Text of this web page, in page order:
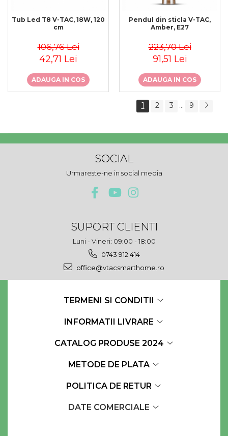
Tub Led T8 V-TAC, 18W, 120
cm
106,76 Lei
42,71 Lei
ADAUGA IN COS
Pendul din sticla V-TAC,
Amber, E27
223,70 Lei
91,51 Lei
ADAUGA IN COS
1 2 3 9
SOCIAL
Urmareste-ne in social media
SUPORT CLIENTI
Luni - Vineri: 09:00 - 18:00
0743 912 414
office@vtacsmarthome.ro
TERMENI SI CONDITII
INFORMATII LIVRARE
CATALOG PRODUSE 2024
METODE DE PLATA
POLITICA DE RETUR
DATE COMERCIALE